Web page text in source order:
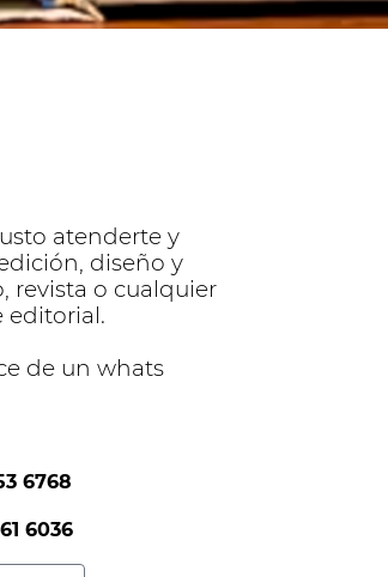
atenderte y
diseño y
revista o cualquier
editorial.
de un whats
6768
6036